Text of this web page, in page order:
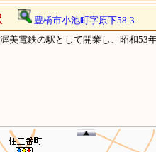
豊橋市小池町字原下58-3
美電鉄の駅として開業し、昭和53